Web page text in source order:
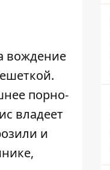
вождение
порно-
владеет
и